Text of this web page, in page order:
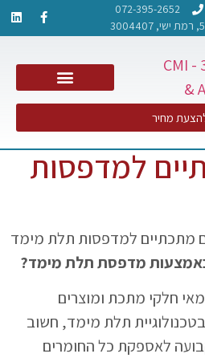
072-395-2652
מחיר
למדפסות
מתכתיים למדפסות תלת מימד
באמצעות מדפסת תלת מימד?
חלקי מתכת ומוצרים
תלת מימד, חשוב
לאספקת כל החומרים